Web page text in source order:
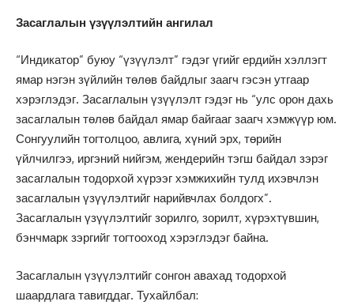
Засаглалын үзүүлэлтийн ангилал
“Индикатор” буюу “үзүүлэлт” гэдэг үгийг ердийн хэллэгт
ямар нэгэн зүйлийн төлөв байдлыг заагч гэсэн утгаар
хэрэглэдэг. Засаглалын үзүүлэлт гэдэг нь “улс орон дахь
засаглалын төлөв байдал ямар байгааг заагч хэмжүүр юм.
Сонгуулийн тогтолцоо, авлига, хүний эрх, төрийн
үйлчилгээ, иргэний нийгэм, жендерийн тэгш байдал зэрэг
засаглалын тодорхой хүрээг хэмжихийн тулд ихэвчлэн
засаглалын үзүүлэлтийг нарийвчлах болдогх”.
Засаглалын үзүүлэлтийг зорилго, зорилт, хүрэхтүвшин,
бэнчмарк зэргийг тогтооход хэрэглэдэг байна.
Засаглалын үзүүлэлтийг сонгон авахад тодорхой
шаардлага тавигддаг. Тухайлбал: